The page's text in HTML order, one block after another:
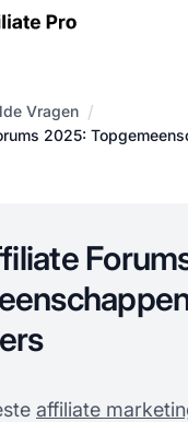
Vragen /
2025:
affiliate